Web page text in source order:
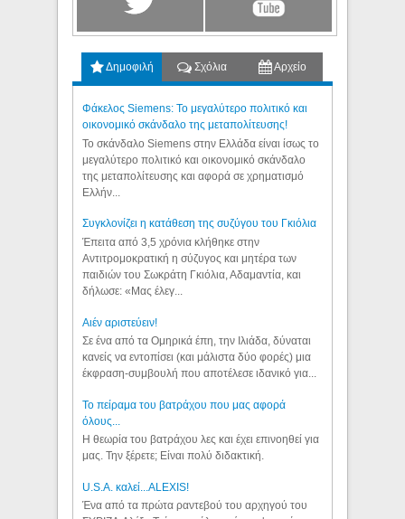
Δημοφιλή Σχόλια Αρχείο
Φάκελος Siemens: Το μεγαλύτερο πολιτικό και
οικονομικό σκάνδαλο της μεταπολίτευσης!
Το σκάνδαλο Siemens στην Ελλάδα είναι ίσως το
μεγαλύτερο πολιτικό και οικονομικό σκάνδαλο
της μεταπολίτευσης και αφορά σε χρηματισμό
Ελλήν...
Συγκλονίζει η κατάθεση της συζύγου του Γκιόλια
Έπειτα από 3,5 χρόνια κλήθηκε στην
Αντιτρομοκρατική η σύζυγος και μητέρα των
παιδιών του Σωκράτη Γκιόλια, Αδαμαντία, και
δήλωσε: «Μας έλεγ...
Aιέν αριστεύειν!
Σε ένα από τα Ομηρικά έπη, την Ιλιάδα, δύναται
κανείς να εντοπίσει (και μάλιστα δύο φορές) μια
έκφραση-συμβουλή που αποτέλεσε ιδανικό για...
Το πείραμα του βατράχου που μας αφορά
όλους...
Η θεωρία του βατράχου λες και έχει επινοηθεί για
μας. Την ξέρετε; Είναι πολύ διδακτική.
U.S.A. καλεί...ALEXIS!
Ένα από τα πρώτα ραντεβού του αρχηγού του